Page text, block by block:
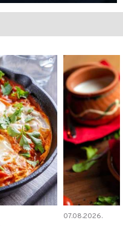
0
07.08.2026.